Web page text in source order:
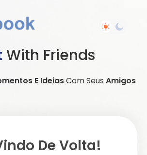
With Friends
E IdeiasCom Seus Amigos
De Volta!